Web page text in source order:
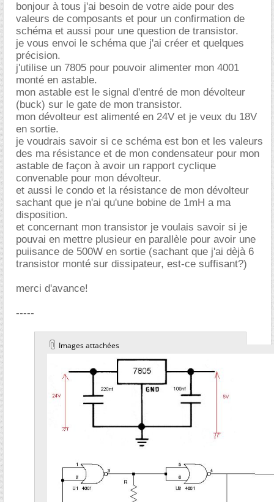
bonjour à tous j'ai besoin de votre aide pour des
valeurs de composants et pour un confirmation de
schéma et aussi pour une question de transistor.
je vous envoi le schéma que j'ai créer et quelques
précision.
j'utilise un 7805 pour pouvoir alimenter mon 4001
monté en astable.
mon astable est le signal d'entré de mon dévolteur
(buck) sur le gate de mon transistor.
mon dévolteur est alimenté en 24V et je veux du 18V
en sortie.
je voudrais savoir si ce schéma est bon et les valeurs
des ma résistance et de mon condensateur pour mon
astable de façon à avoir un rapport cyclique
convenable pour mon dévolteur.
et aussi le condo et la résistance de mon dévolteur
sachant que je n'ai qu'une bobine de 1mH a ma
disposition.
et concernant mon transistor je voulais savoir si je
pouvai en mettre plusieur en parallèle pour avoir une
puiisance de 500W en sortie (sachant que j'ai dèjà 6
transistor monté sur dissipateur, est-ce suffisant?)
merci d'avance!
-----
Images attachées